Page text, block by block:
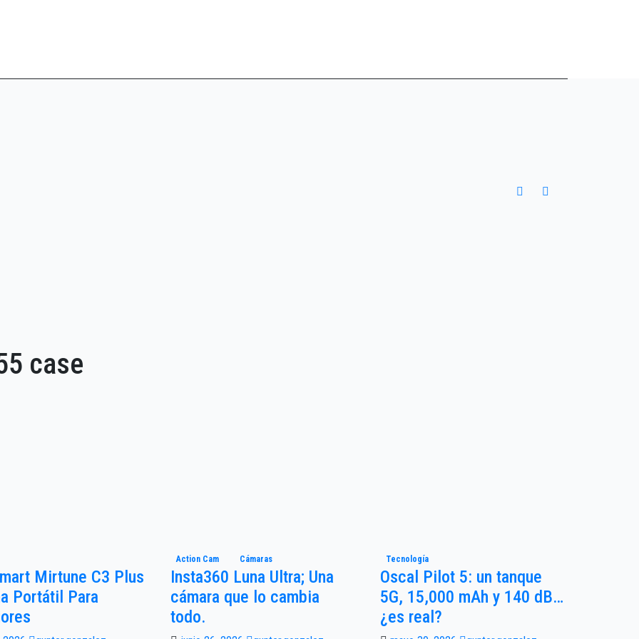
case
Mirtune C3 Plus
Portátil Para
Action Cam Cámaras
Insta360 Luna Ultra; Una
cámara que lo cambia
todo.
Tecnología
Oscal Pilot 5: un tanque
5G, 15,000 mAh y 140 dB…
¿es real?